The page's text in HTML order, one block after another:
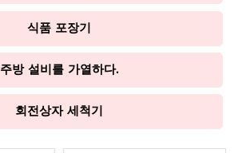
식품 포장기
주방 설비를 가열하다.
회전상자 세척기